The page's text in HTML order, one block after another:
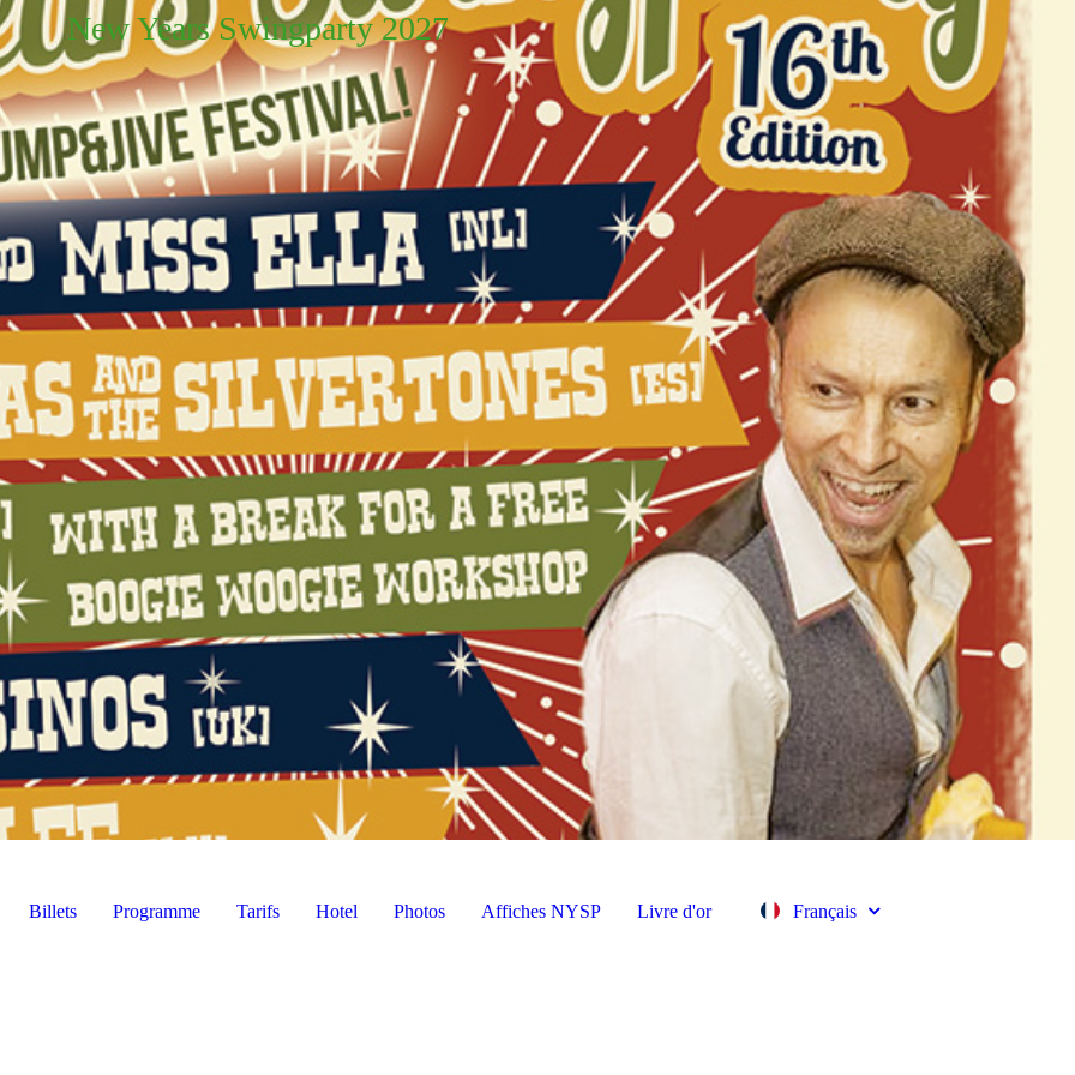
New Years Swingparty 2027
Billets Programme Tarifs Hotel Photos Affiches NYSP Livre d'or Français